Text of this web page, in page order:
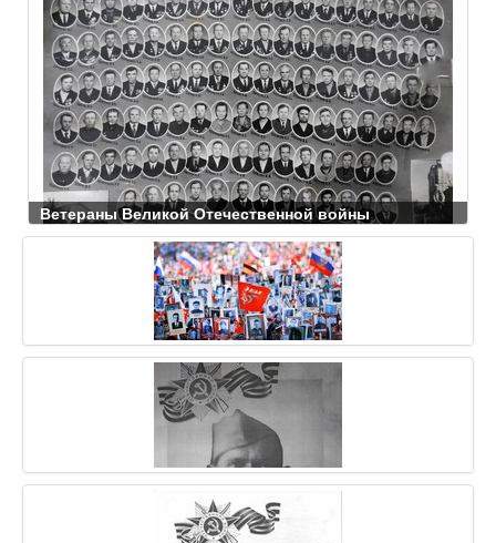
Ветераны Великой Отечественной войны